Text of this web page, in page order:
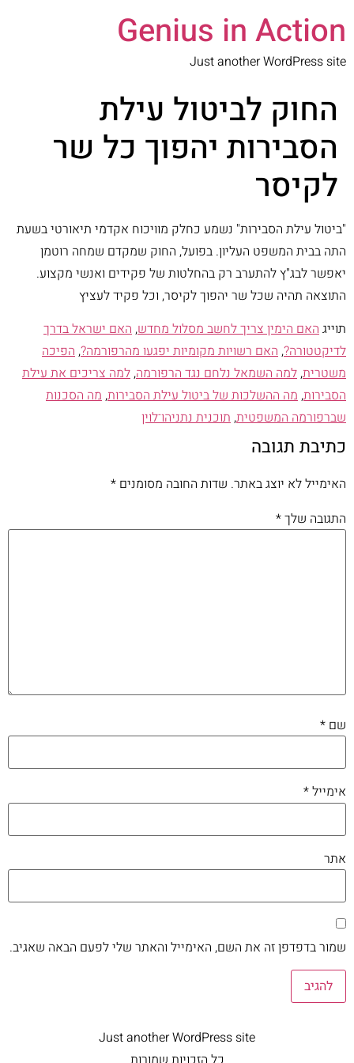
Genius in Action
Just another WordPress site
החוק לביטול עילת
הסבירות יהפוך כל שר
לקיסר
"ביטול עילת הסבירות" נשמע כחלק מוויכוח אקדמי תיאורטי בשעת
התה בבית המשפט העליון. בפועל, החוק שמקדם שמחה רוטמן
יאפשר לבג"ץ להתערב רק בהחלטות של פקידים ואנשי מקצוע.
התוצאה תהיה שכל שר יהפוך לקיסר, וכל פקיד לעציץ
תוייגהאם הימין צריך לחשב מסלול מחדש,האם ישראל בדרך
לדיקטטורה?,האם רשויות מקומיות יפגעו מהרפורמה?,הפיכה
משטרית,למה השמאל נלחם נגד הרפורמה,למה צריכים את עילת
הסבירות,מה ההשלכות של ביטול עילת הסבירות,מה הסכנות
שברפורמה המשפטית,תוכנית נתניהו־לוין
כתיבת תגובה
האימייל לא יוצג באתר. שדות החובה מסומנים *
התגובה שלך*
שם *
אימייל*
אתר
שמור בדפדפן זה את השם, האימייל והאתר שלי לפעם הבאה שאגיב.
Just another WordPress site